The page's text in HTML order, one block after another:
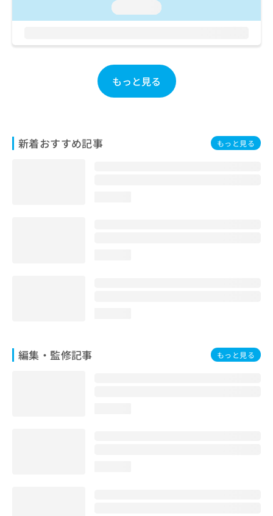
もっと見る
新着おすすめ記事 もっと見る
編集・監修記事 もっと見る
問
合